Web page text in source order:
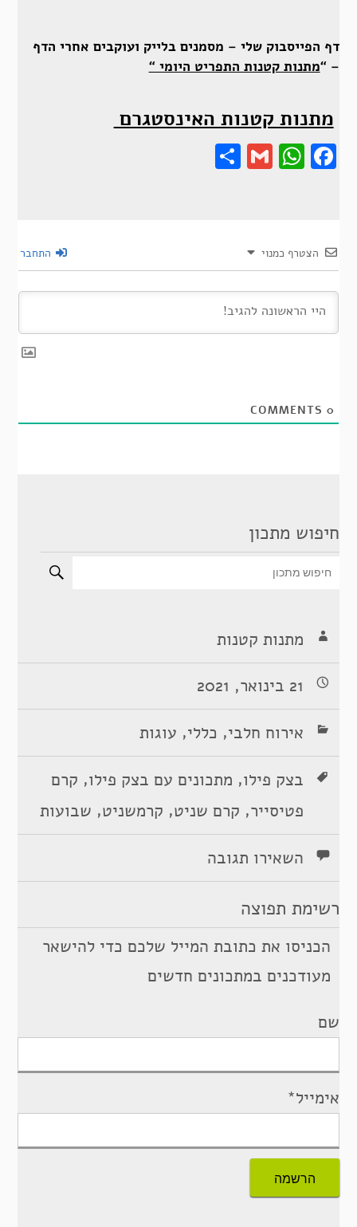
דף הפייסבוק שלי – מסמנים בלייק ועוקבים אחרי הדף
– “מתנות קטנות התפריט היומי “
מתנות קטנות האינסטגרם
Gmail
Share
הצטרף כמנוי התחבר
0
חיפוש מתכון
מתנות קטנות
21 בינואר, 2021
אירוח חלבי, כללי, עוגות
בצק פילו, מתכונים עם בצק פילו, קרם
פטיסייר, קרם שניט, קרמשניט, שבועות
השאירו תגובה
רשימת תפוצה
הכניסו את כתובת המייל שלכם כדי להישאר
מעודכנים במתכונים חדשים
שם
אימייל*